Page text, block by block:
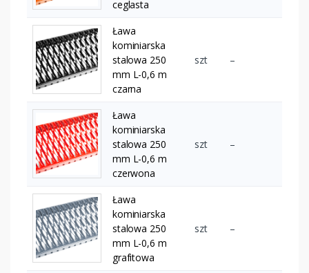
ceglasta
Ława
kominiarska
stalowa 250
mm L-0,6 m
czarna
szt –
Ława
kominiarska
stalowa 250
mm L-0,6 m
czerwona
szt –
Ława
kominiarska
stalowa 250
mm L-0,6 m
grafitowa
szt –